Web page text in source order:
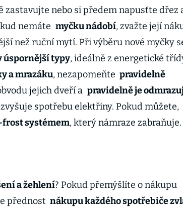
zastavujte nebo si předem napusťte dřez
nemáte myčku nádobí, zvažte její
než ruční mytí. Při výběru nové myčky
úspornější typy, ideálně z energetické
a mrazáku, nezapomeňte pravidelně
jejich dveří a pravidelně je
spotřebu elektřiny. Pokud můžete,
systémem, který námraze zabraňuje.
a žehlení? Pokud přemýšlíte o nákupu
přednost nákupu každého spotřebiče